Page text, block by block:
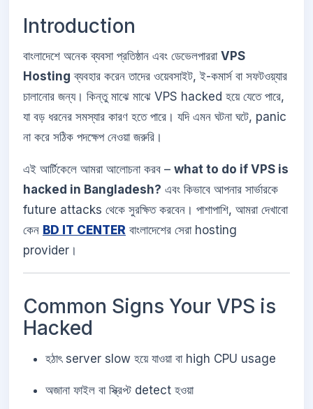
Introduction
বাংলাদেশে অনেক ব্যবসা প্রতিষ্ঠান এবং ডেভেলপাররা VPS
Hosting ব্যবহার করেন তাদের ওয়েবসাইট, ই-কমার্স বা সফটওয়্যার
চালানোর জন্য। কিন্তু মাঝে মাঝে VPS hacked হয়ে যেতে পারে,
যা বড় ধরনের সমস্যার কারণ হতে পারে। যদি এমন ঘটনা ঘটে, panic
না করে সঠিক পদক্ষেপ নেওয়া জরুরি।
এই আর্টিকেলে আমরা আলোচনা করব – what to do if VPS is
hacked in Bangladesh? এবং কিভাবে আপনার সার্ভারকে
future attacks থেকে সুরক্ষিত করবেন। পাশাপাশি, আমরা দেখাবো
কেন BD IT CENTER বাংলাদেশের সেরা hosting
provider।
Common Signs Your VPS is
Hacked
হঠাৎ server slow হয়ে যাওয়া বা high CPU usage
অজানা ফাইল বা স্ক্রিপ্ট detect হওয়া